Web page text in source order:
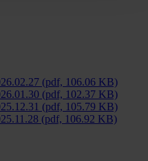
(pdf, 106.06 KB)
(pdf, 102.37 KB)
(pdf, 105.79 KB)
(pdf, 106.92 KB)